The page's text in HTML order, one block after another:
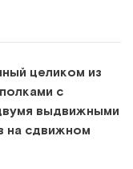
целиком из
с
выдвижными
на сдвижном